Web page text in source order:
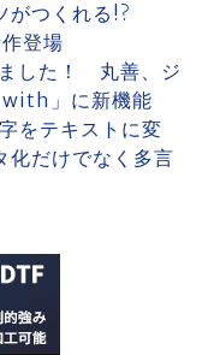
がつくれる!?
登場
した！ 丸善、ジ
」に新機能
をテキストに変
だけでなく多言